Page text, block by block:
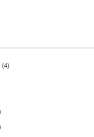
(4)